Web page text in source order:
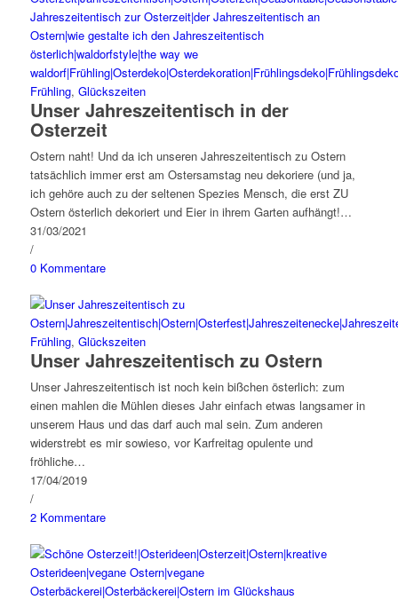
Frühling, Glückszeiten
Unser Jahreszeitentisch in der
Osterzeit
Ostern naht! Und da ich unseren Jahreszeitentisch zu Ostern
tatsächlich immer erst am Ostersamstag neu dekoriere (und ja,
ich gehöre auch zu der seltenen Spezies Mensch, die erst ZU
Ostern österlich dekoriert und Eier in ihrem Garten aufhängt!…
31/03/2021
/
0 Kommentare
Frühling, Glückszeiten
Unser Jahreszeitentisch zu Ostern
Unser Jahreszeitentisch ist noch kein bißchen österlich: zum
einen mahlen die Mühlen dieses Jahr einfach etwas langsamer in
unserem Haus und das darf auch mal sein. Zum anderen
widerstrebt es mir sowieso, vor Karfreitag opulente und
fröhliche…
17/04/2019
/
2 Kommentare